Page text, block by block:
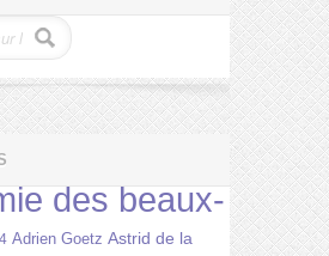
des beaux-
Adrien Goetz Astrid de la